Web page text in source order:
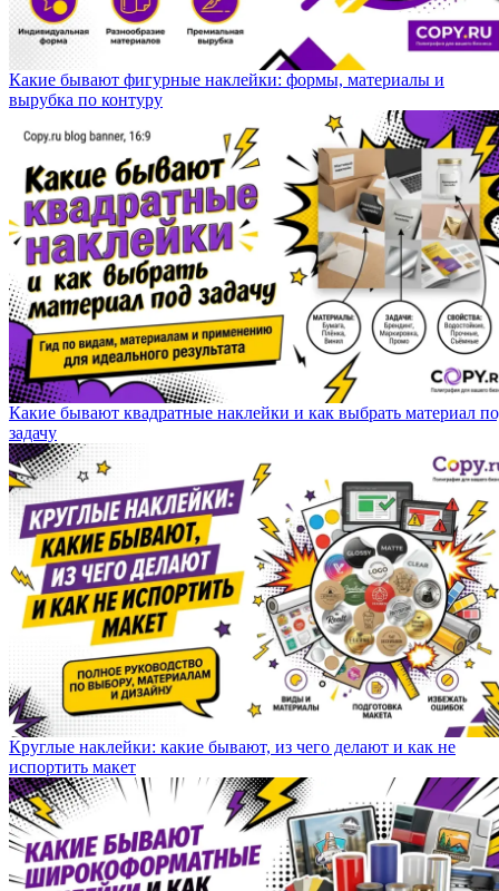
Какие бывают фигурные наклейки: формы, материалы и
вырубка по контуру
Какие бывают квадратные наклейки и как выбрать материал
задачу
Круглые наклейки: какие бывают, из чего делают и как не
испортить макет